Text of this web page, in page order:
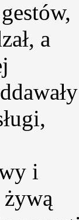
a
i